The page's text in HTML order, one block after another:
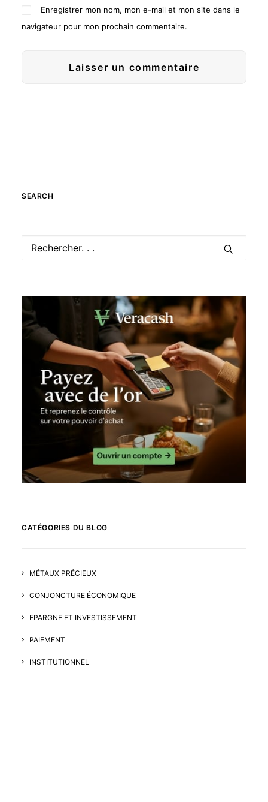
Enregistrer mon nom, mon e-mail et mon site dans le
navigateur pour mon prochain commentaire.
SEARCH
CATÉGORIES DU BLOG
MÉTAUX PRÉCIEUX
CONJONCTURE ÉCONOMIQUE
EPARGNE ET INVESTISSEMENT
PAIEMENT
INSTITUTIONNEL